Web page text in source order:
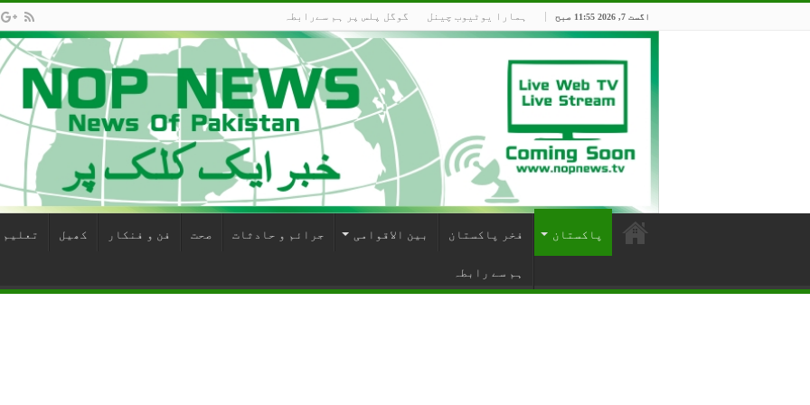
اگست 7, 2026 11:55 صبح ہمارا یوٹیوب چینل گوگل پلس پر ہم سےرابطہ
پاکستان فخر پاکستان بین الاقوامی جرائم و حادثات صحت فن و فنکار کھیل تعلیم
ہم سے رابطہ